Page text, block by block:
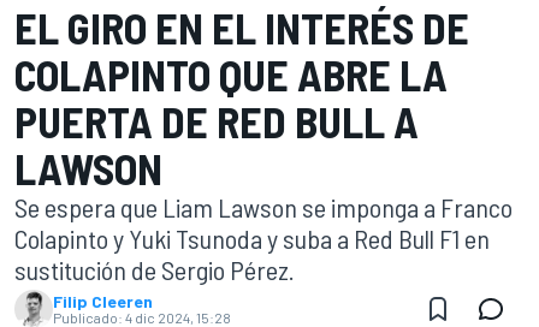
EL GIRO EN EL INTERÉS DE
COLAPINTO QUE ABRE LA
PUERTA DE RED BULL A
LAWSON
Se espera que Liam Lawson se imponga a Franco
Colapinto y Yuki Tsunoda y suba a Red Bull F1 en
sustitución de Sergio Pérez.
Filip Cleeren
Publicado: 4 dic 2024, 15:28